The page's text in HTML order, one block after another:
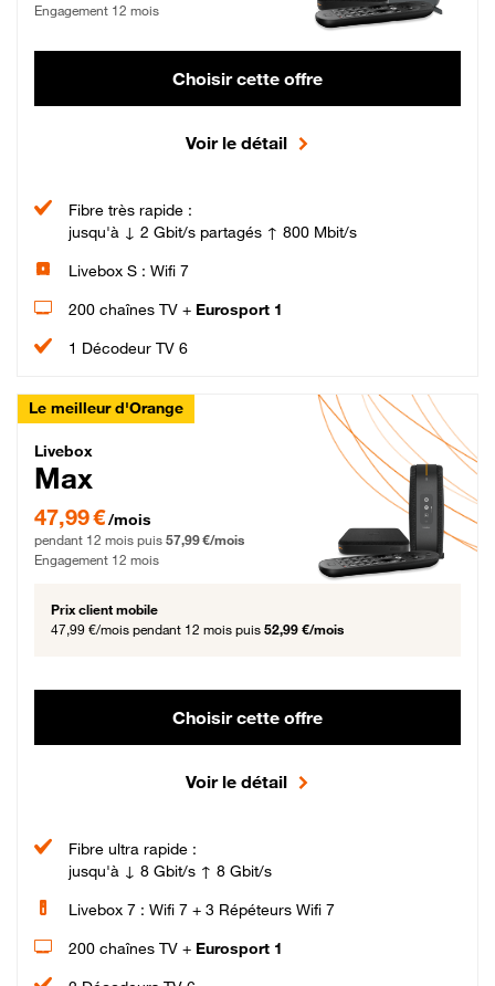
Engagement 12 mois
Choisir cette offre
Voir le détail
Fibre très rapide :
jusqu'à ↓ 2 Gbit/s partagés ↑ 800 Mbit/s
Livebox S : Wifi 7
200 chaînes TV + Eurosport 1
1 Décodeur TV 6
Le meilleur d'Orange
Livebox Max Fibre
Livebox
Max
47,99 € par mois pendant 12 mois puis 57,99 € par mois, Engagement 12 mois
47,99 €/mois
pendant 12 mois puis 57,99 €/mois
Engagement 12 mois
Prix client mobile
47,99 €/mois pendant 12 mois puis 52,99 €/mois
Choisir cette offre
Voir le détail
Fibre ultra rapide :
jusqu'à ↓ 8 Gbit/s ↑ 8 Gbit/s
Livebox 7 : Wifi 7 + 3 Répéteurs Wifi 7
200 chaînes TV + Eurosport 1